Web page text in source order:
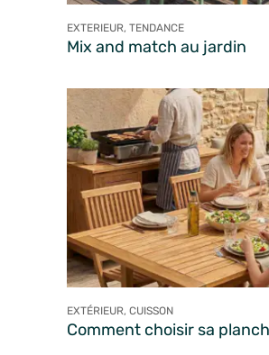
EXTERIEUR, TENDANCE
Mix and match au jardin
EXTÉRIEUR, CUISSON
Comment choisir sa